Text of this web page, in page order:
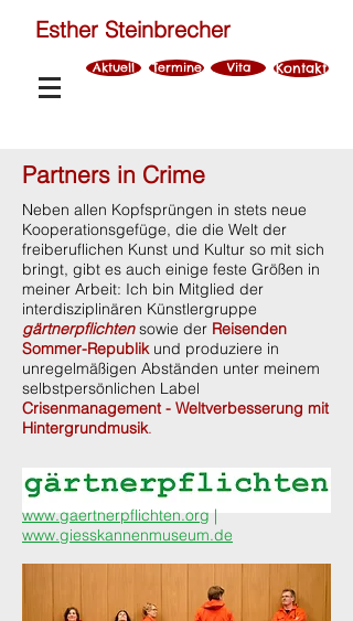
Esther Steinbrecher
Aktuell Termine Vita Kontakt
Partners in Crime
Neben allen Kopfsprüngen in stets neue
Kooperationsgefüge, die die Welt der
freiberuflichen Kunst und Kultur so mit sich
bringt, gibt es auch einige feste Größen in
meiner Arbeit: Ich bin Mitglied der
interdisziplinären Künstlergruppe
gärtnerpflichtensowie der Reisenden
Sommer-Republikund produziere in
unregelmäßigen Abständen unter meinem
selbstpersönlichen Label
Crisenmanagement - Weltverbesserung mit
Hintergrundmusik.
www.gaertnerpflichten.org |
www.giesskannenmuseum.de